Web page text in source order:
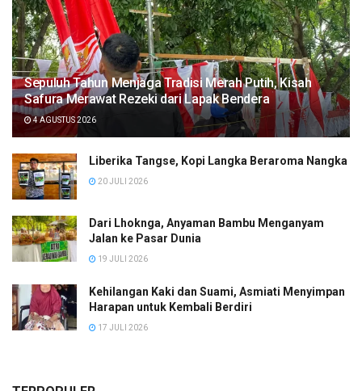
Sepuluh Tahun Menjaga Tradisi Merah Putih, Kisah
Safura Merawat Rezeki dari Lapak Bendera
4 AGUSTUS 2026
Liberika Tangse, Kopi Langka Beraroma Nangka
20 JULI 2026
Dari Lhoknga, Anyaman Bambu Menganyam
Jalan ke Pasar Dunia
19 JULI 2026
Kehilangan Kaki dan Suami, Asmiati Menyimpan
Harapan untuk Kembali Berdiri
17 JULI 2026